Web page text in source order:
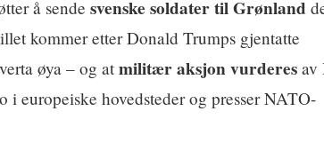
å sende svenske soldater til Grønland
kommer etter Donald Trumps gjentatte
øya – og at militær aksjon vurderes av
i europeiske hovedsteder og presser NATO-